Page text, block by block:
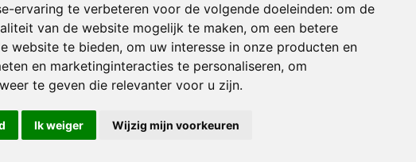
ervaring te verbeteren voor de volgende doeleinden: om de
van de website mogelijk te maken, om een betere
website te bieden, om uw interesse in onze producten en
en marketinginteracties te personaliseren, om
te geven die relevanter voor u zijn.
Ik weiger Wijzig mijn voorkeuren
Verhuizen jauche
Verhuizen jodoigne-souveraine
Verhuizen lasne